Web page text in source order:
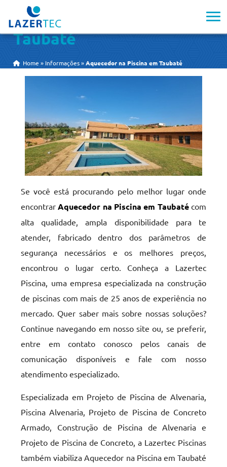
Aquecedor na Piscina em
Taubaté
Home » Informações »Aquecedor na Piscina em Taubaté
Se você está procurando pelo melhor lugar onde
encontrarAquecedor na Piscina em Taubatécom
alta qualidade, ampla disponibilidade para te
atender, fabricado dentro dos parâmetros de
segurança necessários e os melhores preços,
encontrou o lugar certo. Conheça a Lazertec
Piscina, uma empresa especializada na construção
de piscinas com mais de 25 anos de experiência no
mercado. Quer saber mais sobre nossas soluções?
Continue navegando em nosso site ou, se preferir,
entre em contato conosco pelos canais de
comunicação disponíveis e fale com nosso
atendimento especializado.
Especializada em Projeto de Piscina de Alvenaria,
Piscina Alvenaria, Projeto de Piscina de Concreto
Armado, Construção de Piscina de Alvenaria e
Projeto de Piscina de Concreto, a Lazertec Piscinas
também viabiliza Aquecedor na Piscina em Taubaté